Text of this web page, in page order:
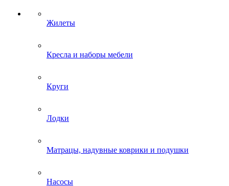
Жилеты
Кресла и наборы мебели
Круги
Лодки
Матрацы, надувные коврики и подушки
Насосы